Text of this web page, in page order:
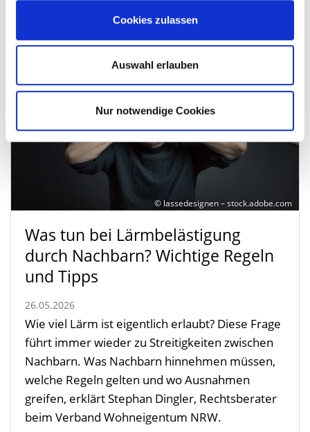
Cookies zulassen
Auswahl erlauben
Nur notwendige Cookies
© lassedesignen – stock.adobe.com
Was tun bei Lärmbelästigung
durch Nachbarn? Wichtige Regeln
und Tipps
26.05.2026
Wie viel Lärm ist eigentlich erlaubt? Diese Frage
führt immer wieder zu Streitigkeiten zwischen
Nachbarn. Was Nachbarn hinnehmen müssen,
welche Regeln gelten und wo Ausnahmen
greifen, erklärt Stephan Dingler, Rechtsberater
beim Verband Wohneigentum NRW.